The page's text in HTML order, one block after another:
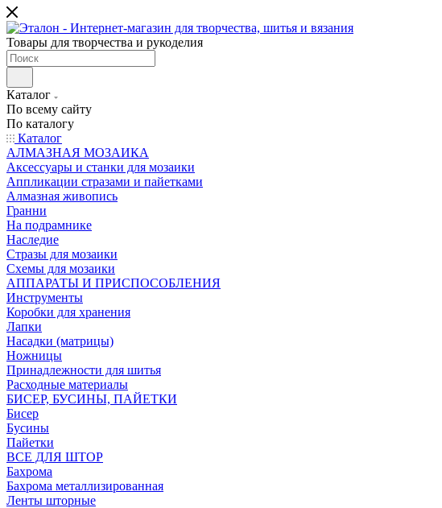
Товары для творчества и рукоделия
Каталог
По всему сайту
По каталогу
Каталог
АЛМАЗНАЯ МОЗАИКА
Аксессуары и станки для мозаики
Аппликации стразами и пайетками
Алмазная живопись
Гранни
На подрамнике
Наследие
Стразы для мозаики
Схемы для мозаики
АППАРАТЫ И ПРИСПОСОБЛЕНИЯ
Инструменты
Коробки для хранения
Лапки
Насадки (матрицы)
Ножницы
Принадлежности для шитья
Расходные материалы
БИСЕР, БУСИНЫ, ПАЙЕТКИ
Бисер
Бусины
Пайетки
ВСЕ ДЛЯ ШТОР
Бахрома
Бахрома металлизированная
Ленты шторные